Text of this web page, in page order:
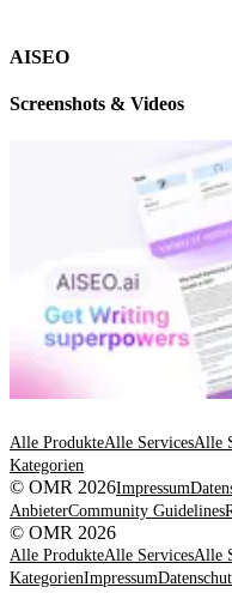
AISEO
Screenshots & Videos
Alle ProdukteAlle ServicesAlle
Kategorien
© OMR 2026Impressum
AnbieterCommunity Guidelines
© OMR 2026
Alle ProdukteAlle ServicesAlle
KategorienImpressum